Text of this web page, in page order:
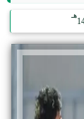
هـ